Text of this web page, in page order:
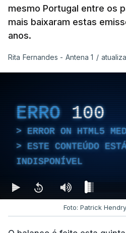
mesmo Portugal entre os
mais baixaram estas
anos.
Rita Fernandes - Antena 1 /
ERRO 100
ERROR ON HTML5
ESTE CONTEÚDO
INDISPONÍVEL
Foto: Patrick